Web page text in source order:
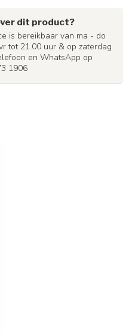
dit product?
is bereikbaar van ma - do
tot 21.00 uur & op zaterdag
en WhatsApp op
1906